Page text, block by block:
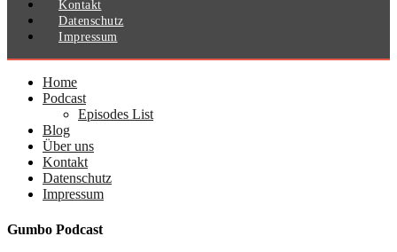
Kontakt
Datenschutz
Impressum
Home
Podcast
Episodes List
Blog
Über uns
Kontakt
Datenschutz
Impressum
Gumbo Podcast